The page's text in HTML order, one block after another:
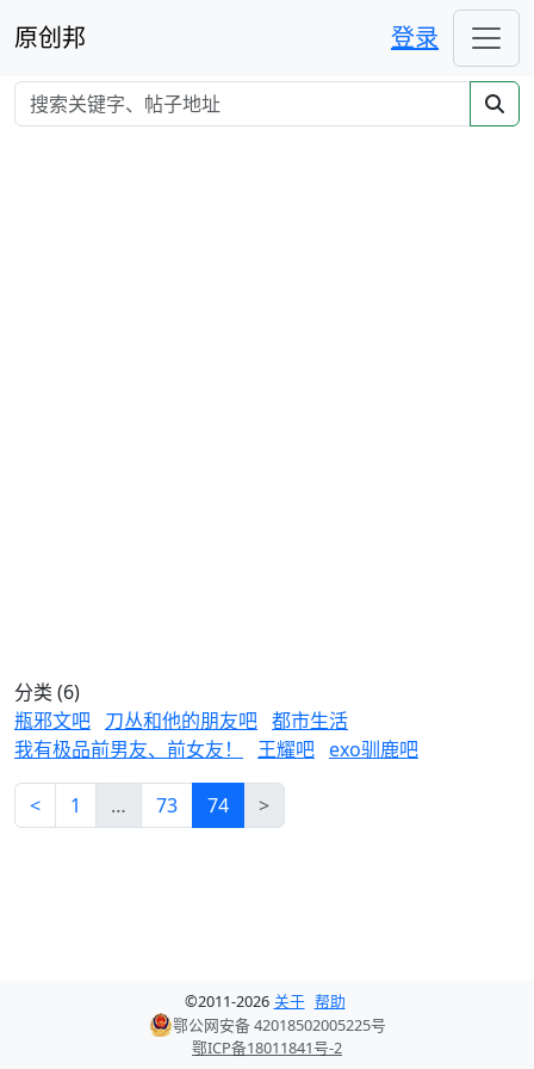
原创邦 登录
分类 (6)
瓶邪文吧 刀丛和他的朋友吧 都市生活
我有极品前男友、前女友！
王耀吧 exo驯鹿吧
< 1 … 73 74 >
©2011-2026 关于 帮助
鄂公网安备 42018502005225号
鄂ICP备18011841号-2